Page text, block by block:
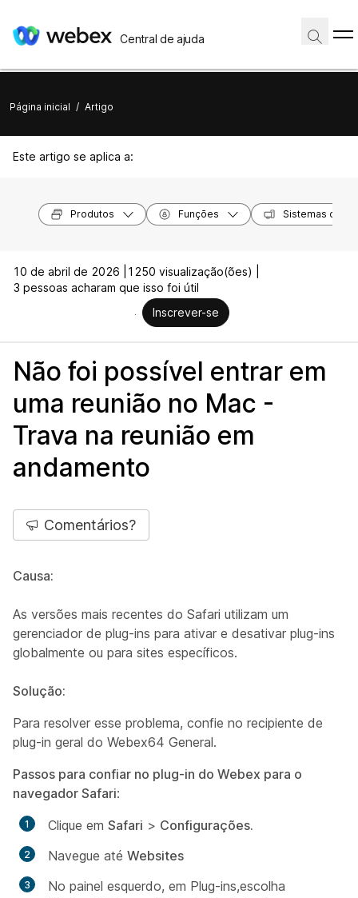
Central de ajuda
Página inicial / Artigo
Este artigo se aplica a:
Produtos Funções Sistemas
10 de abril de 2026 |
1250 visualização(ões) |
3 pessoas acharam que isso foi útil
Inscrever-se
Não foi possível entrar em
uma reunião no Mac -
Trava na reunião em
andamento
Comentários?
Causa:
As versões mais recentes do Safari utilizam um
gerenciador de plug-ins para ativar e desativar plug-ins
globalmente ou para sites específicos.
Solução:
Para resolver esse problema, confie no recipiente de
plug-in geral do Webex64 General.
Passos para confiar no plug-in do Webex para o
navegador Safari:
Clique em Safari > Configurações.
Navegue até Websites
No painel esquerdo, em Plug-ins,escolha